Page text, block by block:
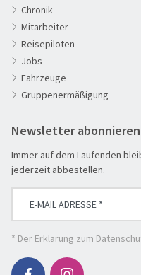
60plus Reisen
Advents-,
Aktivreisen
Clubreisen
Deutschland erleben
Entspannen &
Erlebnisreise
Flugreisen
Flusskreuzfahrt
Chronik
Mitarbeiter
Reisepiloten
Jobs
Fahrzeuge
Gruppenermäßigung
Newsletter abonnieren
Immer auf dem Laufenden
jederzeit abbestellen.
* Der Erklärung zum